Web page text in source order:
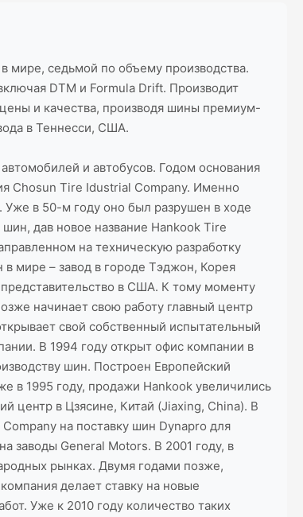
мире, седьмой по объему производства.
DTM и Formula Drift. Производит
и качества, производя шины премиум-
в Теннесси, США.
и автобусов. Годом основания
Chosun Tire Idustrial Company. Именно
Уже в 50-м году оно был разрушен в ходе
дав новое название Hankook Tire
на техническую разработку
мире – завод в городе Тэджон, Корея
в США. К тому моменту
начинает свою работу главный центр
свой собственный испытательный
В 1994 году открыт офис компании в
шин. Построен Европейский
в 1995 году, продажи Hankook увеличились
центр в Цзясине, Китай (Jiaxing, China). В
на поставку шин Dynapro для
заводы General Motors. В 2001 году, в
рынках. Двумя годами позже,
делает ставку на новые
Уже к 2010 году количество таких